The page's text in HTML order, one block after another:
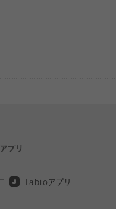
アプリ
Tabio アプリ